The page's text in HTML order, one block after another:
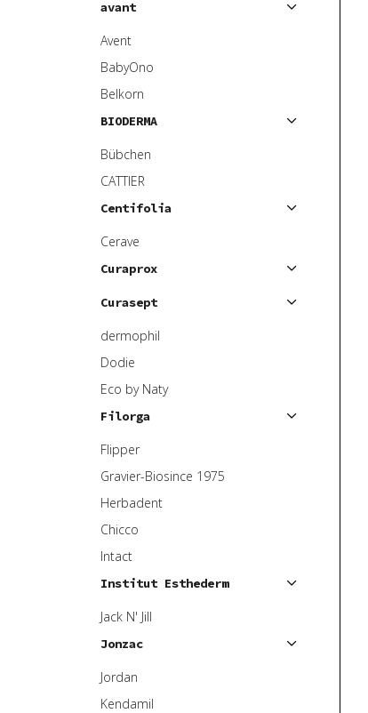
avant
Avent
BabyOno
Belkorn
BIODERMA
Bübchen
CATTIER
Centifolia
Cerave
Curaprox
Curasept
dermophil
Dodie
Eco by Naty
Filorga
Flipper
Gravier-Biosince 1975
Herbadent
Chicco
Intact
Institut Esthederm
Jack N' Jill
Jonzac
Jordan
Kendamil